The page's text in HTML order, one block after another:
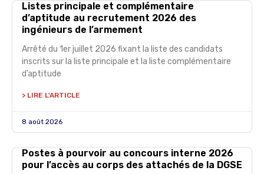
Listes principale et complémentaire
d’aptitude au recrutement 2026 des
ingénieurs de l’armement
Arrêté du 1er juillet 2026 fixant la liste des candidats
inscrits sur la liste principale et la liste complémentaire
d’aptitude
> LIRE L'ARTICLE
8 août 2026
Postes à pourvoir au concours interne 2026
pour l’accès au corps des attachés de la DGSE